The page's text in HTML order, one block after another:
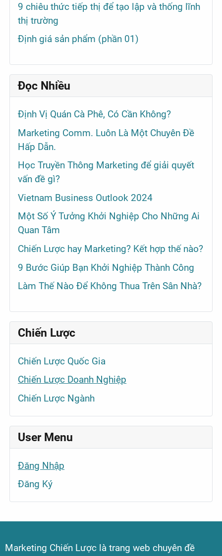
9 chiêu thức tiếp thị để tạo lập và thống lĩnh
thị trường
Định giá sản phẩm (phần 01)
Đọc Nhiều
Định Vị Quán Cà Phê, Có Cần Không?
Marketing Comm. Luôn Là Một Chuyên Đề
Hấp Dẫn.
Học Truyền Thông Marketing để giải quyết
vấn đề gì?
Vietnam Business Outlook 2024
Một Số Ý Tưởng Khởi Nghiệp Cho Những Ai
Quan Tâm
Chiến Lược hay Marketing? Kết hợp thế nào?
9 Bước Giúp Bạn Khởi Nghiệp Thành Công
Làm Thế Nào Để Không Thua Trên Sân Nhà?
Chiến Lược
Chiến Lược Quốc Gia
Chiến Lược Doanh Nghiệp
Chiến Lược Ngành
User Menu
Đăng Nhập
Đăng Ký
Marketing Chiến Lược là trang web chuyên đề